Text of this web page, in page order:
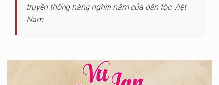
truyền thống hàng nghìn năm của dân tộc Việt
Nam.